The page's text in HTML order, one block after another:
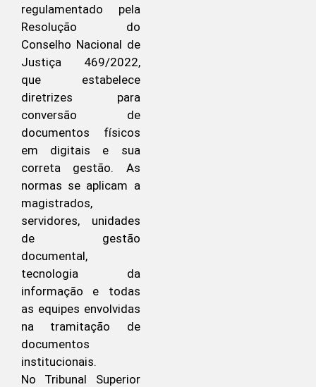
regulamentado pela
Resolução do
Conselho Nacional de
Justiça 469/2022,
que estabelece
diretrizes para
conversão de
documentos físicos
em digitais e sua
correta gestão. As
normas se aplicam a
magistrados,
servidores, unidades
de gestão
documental,
tecnologia da
informação e todas
as equipes envolvidas
na tramitação de
documentos
institucionais.
No Tribunal Superior